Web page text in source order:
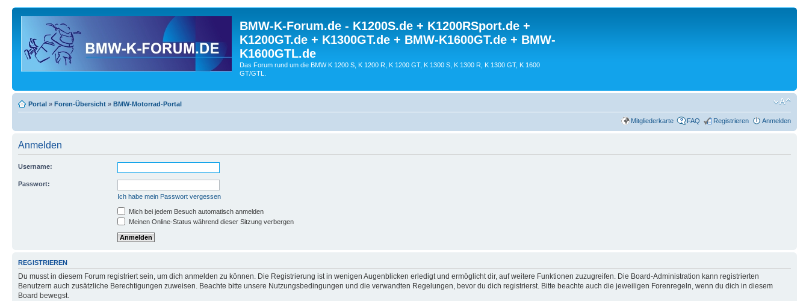
BMW-K-Forum.de - K1200S.de + K1200RSport.de +
K1200GT.de + K1300GT.de + BMW-K1600GT.de + BMW-
K1600GTL.de
Das Forum rund um die BMW K 1200 S, K 1200 R, K 1200 GT, K 1300 S, K 1300 R, K 1300 GT, K 1600
GT/GTL.
Portal » Foren-Übersicht » BMW-Motorrad-Portal
Mitgliederkarte FAQ Registrieren Anmelden
Anmelden
Username:
Passwort:
Ich habe mein Passwort vergessen
Mich bei jedem Besuch automatisch anmelden
Meinen Online-Status während dieser Sitzung verbergen
REGISTRIEREN
Du musst in diesem Forum registriert sein, um dich anmelden zu können. Die Registrierung ist in wenigen Augenblicken erledigt und ermöglicht dir, auf weitere Funktionen zuzugreifen. Die Board-Administration kann registrierten
Benutzern auch zusätzliche Berechtigungen zuweisen. Beachte bitte unsere Nutzungsbedingungen und die verwandten Regelungen, bevor du dich registrierst. Bitte beachte auch die jeweiligen Forenregeln, wenn du dich in diesem
Board bewegst.